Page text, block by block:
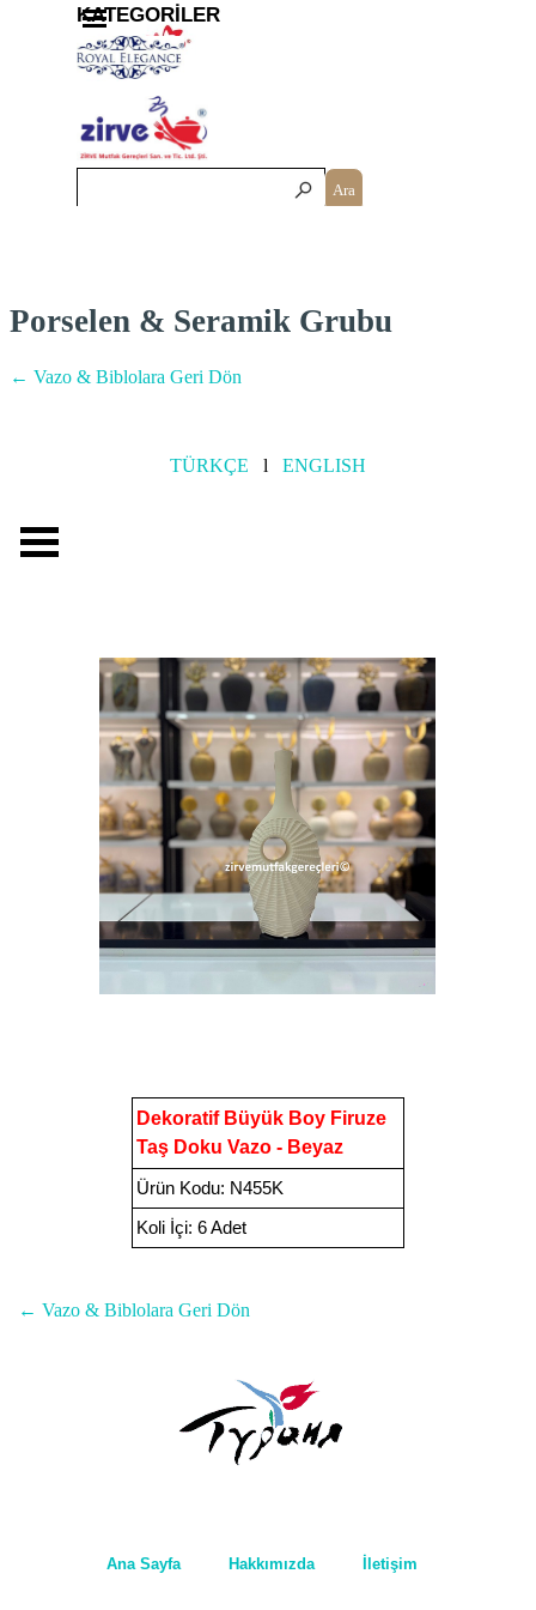
Menüyü atla
Ara
KATEGORİLER
Porselen & Seramik Grubu
← Vazo & Biblolara Geri Dön
TÜRKÇE l ENGLISH
Dekoratif Büyük Boy Firuze
Taş Doku Vazo - Beyaz
Ürün Kodu: N455K
Koli İçi: 6 Adet
← Vazo & Biblolara Geri Dön
Ana Sayfa Hakkımızda İletişim